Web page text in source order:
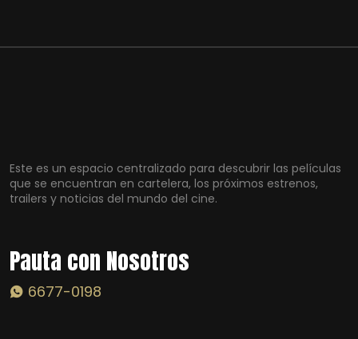
Este es un espacio centralizado para descubrir las películas
que se encuentran en cartelera, los próximos estrenos,
trailers y noticias del mundo del cine.
Pauta con Nosotros
6677-0198